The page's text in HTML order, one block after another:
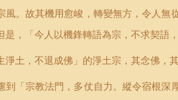
風。故其機用愈峻，轉變無方，令人
是，「今人以機鋒轉語為宗，不求契
淨土，不退成佛」的淨土宗，其念佛，
到「宗教法門，多仗自力。縱令宿根